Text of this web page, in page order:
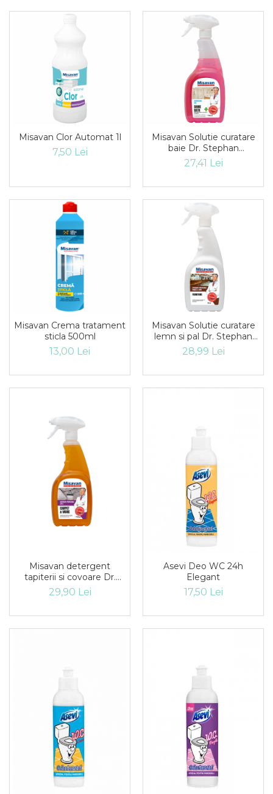
Misavan Clor Automat 1l
7,50 Lei
Misavan Solutie curatare
baie Dr. Stephan
Anticalcar Dezinfectant
Shine-Bath 750ml
27,41 Lei
Misavan Crema tratament
sticla 500ml
13,00 Lei
Misavan Solutie curatare
lemn si pal Dr. Stephan
Furniture 750ml
28,99 Lei
Misavan detergent
tapiterii si covoare Dr.
Stephan Carpet&More
750ml
29,90 Lei
Asevi Deo WC 24h
Elegant
17,50 Lei